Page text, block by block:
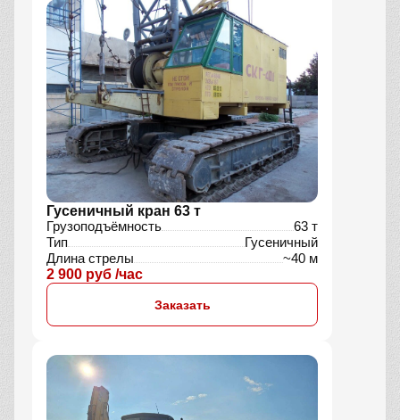
Гусеничный кран 63 т
Грузоподъёмность
63 т
Тип
Гусеничный
Длина стрелы
~40 м
2 900 руб /час
Заказать